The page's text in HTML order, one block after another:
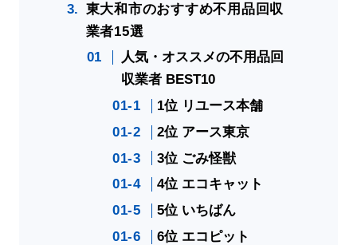
東大和市のおすすめ不用品回収
業者15選
人気・オススメの不用品回
収業者 BEST10
1位 リユース本舗
2位 アース東京
3位 ごみ怪獣
4位 エコキャット
5位 いちばん
6位 エコピット